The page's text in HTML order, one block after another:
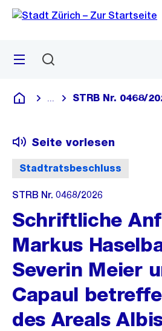
Navigation
Sprunglink
Menü
Deutsch
Blende alle Breadcrumbs ein
STRB Nr. 0468/
Stadtratsbeschluss
Seite vorlesen
STRB Nr. 0468/2026
Schriftliche
Markus
Severin Meier
Capaul
des Areals